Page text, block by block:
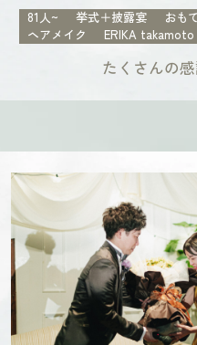
81人~ 挙式＋披露宴
おも
ヘアメイク
ERIKA takamoto
たくさんの